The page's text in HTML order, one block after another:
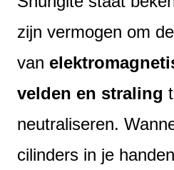
zijn vermogen om
van
velden en straling
neutraliseren.
cilinders in je